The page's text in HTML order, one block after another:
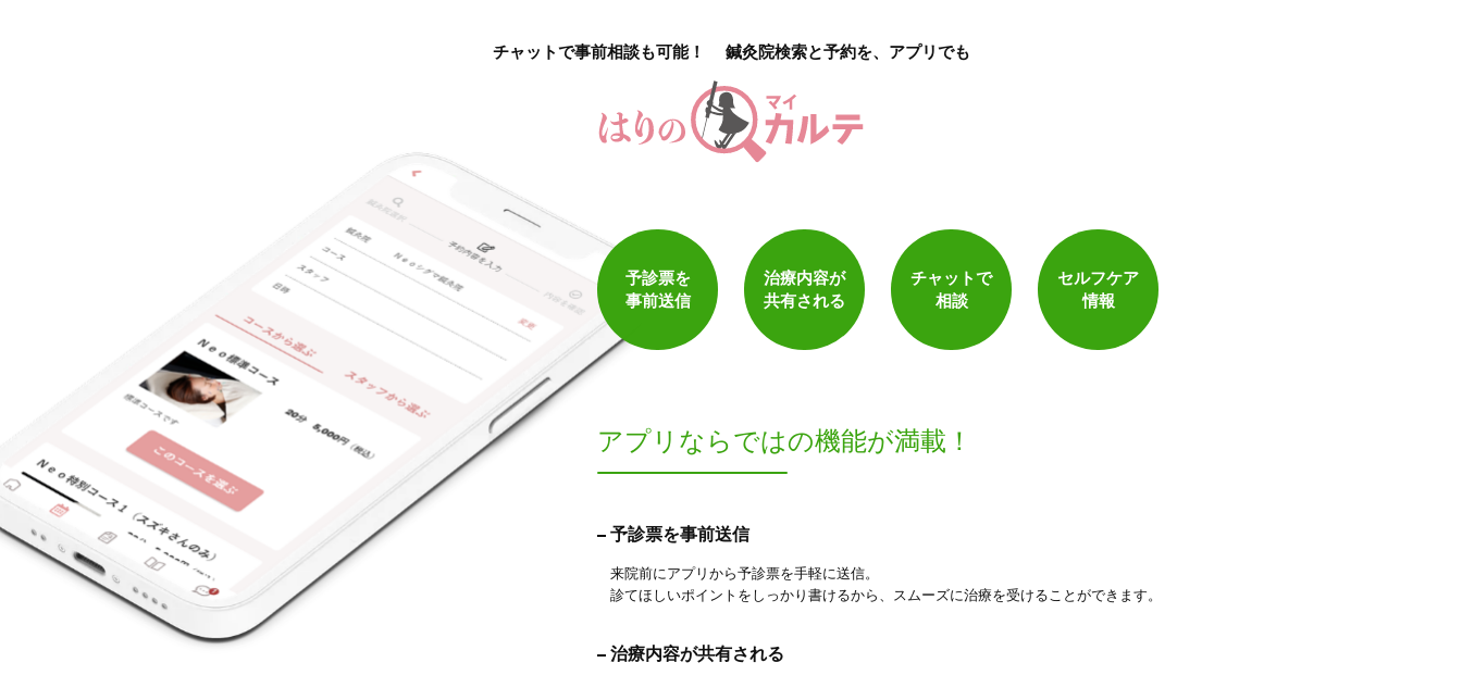
1 件 検索結果を見る
チャットで事前相談も可能！ 鍼灸院検索と予約を、アプリでも
予診票を
事前送信
治療内容が
共有される
チャットで
相談
セルフケア
情報
アプリならではの機能が満載！
予診票を事前送信
来院前にアプリから予診票を手軽に送信。
診てほしいポイントをしっかり書けるから、スムーズに治療を受けることができます。
治療内容が共有される